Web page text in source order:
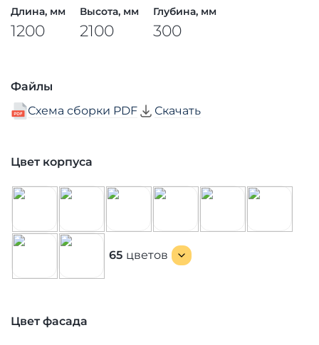
Длина, мм
1200
Высота, мм
2100
Глубина, мм
300
Файлы
Схема сборки PDF
Скачать
Цвет корпуса
65 цветов
Цвет фасада